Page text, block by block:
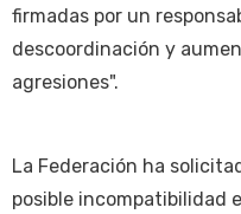
firmadas por un
descoordinación y
agresiones".
La Federación ha
posible incompatibilidad